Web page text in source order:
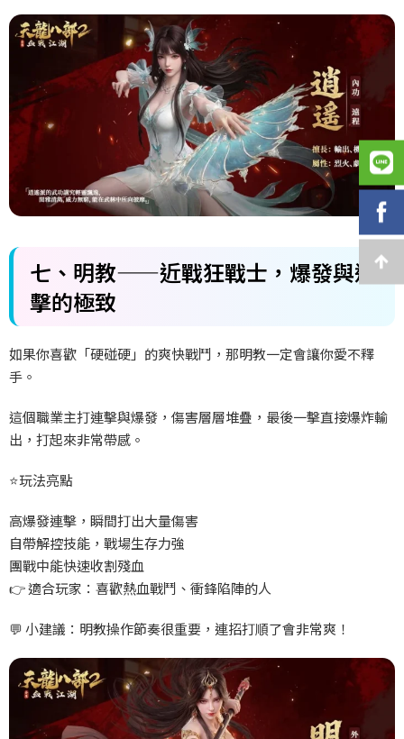
七、 明教——近戰狂戰士，爆發與連
擊的極致
如果你喜歡「硬碰硬」的爽快戰鬥，那明教一定會讓你愛不釋
手。
這個職業主打連擊與爆發，傷害層層堆疊，最後一擊直接爆炸輸
出，打起來非常帶感。
⭐玩法亮點
高爆發連擊，瞬間打出大量傷害
自帶解控技能，戰場生存力強
團戰中能快速收割殘血
👉適合玩家：喜歡熱血戰鬥、衝鋒陷陣的人
💬小建議：明教操作節奏很重要，連招打順了會非常爽！